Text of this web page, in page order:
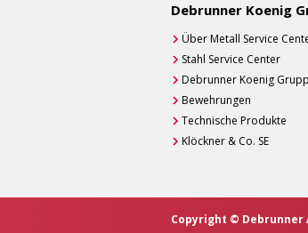
Debrunner Koenig
Über Metall Service
Stahl Service Center
Debrunner Koenig
Bewehrungen
Technische Produkte
Klöckner & Co. SE
Copyright © Debrunner